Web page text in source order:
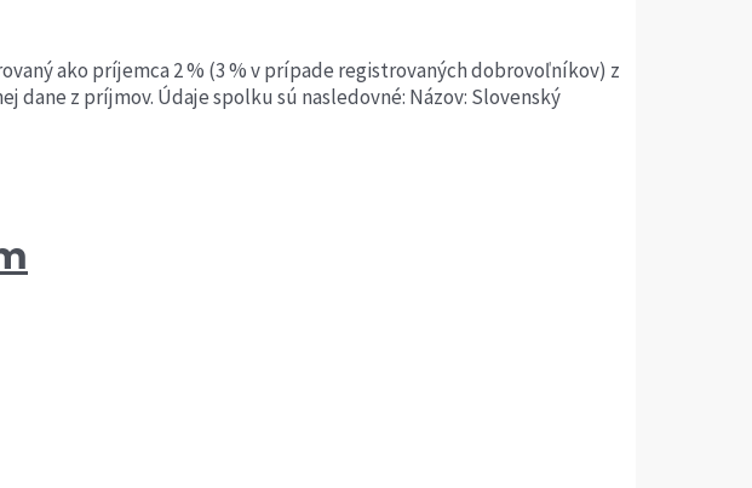
ako príjemca 2 % (3 % v prípade registrovaných dobrovoľníkov) z
dane z príjmov. Údaje spolku sú nasledovné: Názov: Slovenský